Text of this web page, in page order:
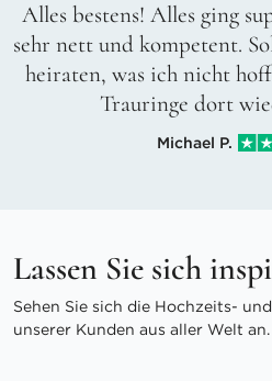
Alles bestens! Alles ging
sehr nett und kompetent.
heiraten, was ich nicht
Trauringe dort
Michael P.
Lassen Sie sich
Sehen Sie sich die Hochzeits-
unserer Kunden aus aller Welt an.